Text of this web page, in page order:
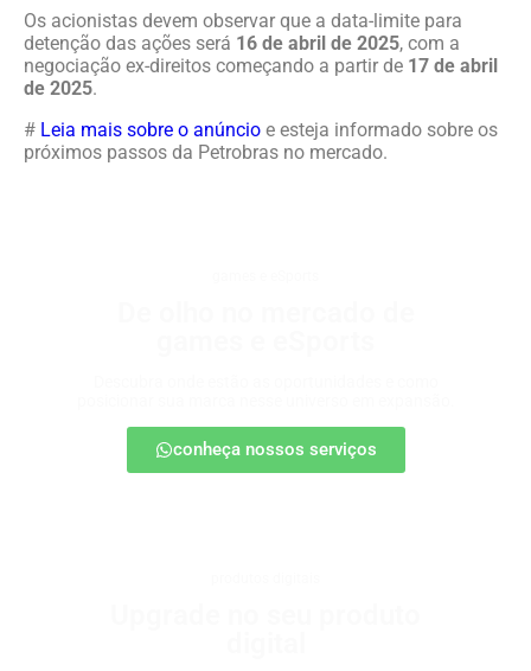
Os acionistas devem observar que a data-limite para
detenção das ações será 16 de abril de 2025, com a
negociação ex-direitos começando a partir de 17 de abril
de 2025.
# Leia mais sobre o anúncio e esteja informado sobre os
próximos passos da Petrobras no mercado.
conheça nossos serviços